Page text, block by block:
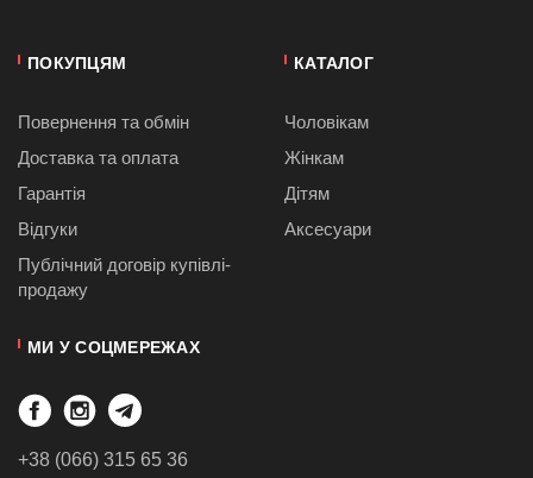
ПОКУПЦЯМ
Повернення та обмін
Доставка та оплата
Гарантія
Відгуки
Публiчний договiр купівлі-
продажу
КАТАЛОГ
Чоловікам
Жінкам
Дітям
Аксесуари
МИ У СОЦМЕРЕЖАХ
+38 (066) 315 65 36